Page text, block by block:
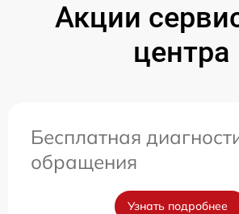
Акции
центра
Бесплатная
обращения
Узнать подробнее